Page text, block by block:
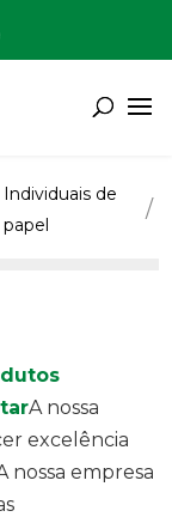
Individuais de
papel
A nossa
excelência
nossa empresa